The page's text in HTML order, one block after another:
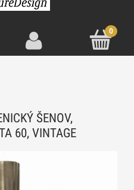
ŠENOV,
60, VINTAGE